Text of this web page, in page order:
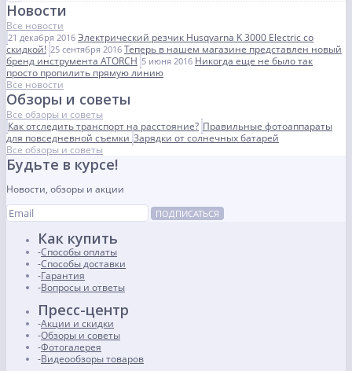
Новости
Все новости
21 декабря 2016 Электрический резчик Husqvarna K 3000 Electric со
скидкой! 25 сентября 2016 Теперь в нашем магазине представлен новый
бренд инструмента ATORCH 5 июня 2016 Никогда еще не было так
просто пропилить прямую линию
Все новости
Обзоры и советы
Все обзоры и советы
Как отследить транспорт на расстояние? Правильные фотоаппараты
для повседневной съемки Зарядки от солнечных батарей
Все обзоры и советы
Будьте в курсе!
Новости, обзоры и акции
ПОДПИСАТЬСЯ
Как купить
Способы оплаты
Способы доставки
Гарантия
Вопросы и ответы
Пресс-центр
Акции и скидки
Обзоры и советы
Фотогалерея
Видеообзоры товаров